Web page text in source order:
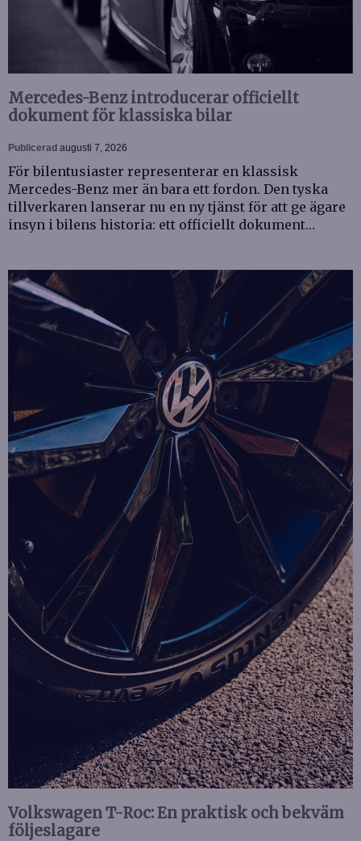
Mercedes-Benz introducerar officiellt
dokument för klassiska bilar
Publicerad augusti 7, 2026
För bilentusiaster representerar en klassisk
Mercedes-Benz mer än bara ett fordon. Den tyska
tillverkaren lanserar nu en ny tjänst för att ge ägare
insyn i bilens historia: ett officiellt dokument…
Volkswagen T-Roc: En praktisk och bekväm
följeslagare